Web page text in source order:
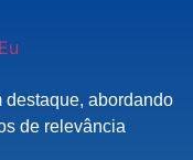
destaque, abordando
de relevância